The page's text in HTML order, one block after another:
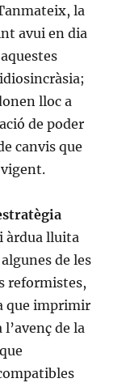
la
avui en dia
lloc a
de poder
canvis que
àrdua lluita
de les
reformistes,
que imprimir
de la